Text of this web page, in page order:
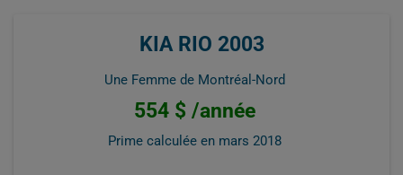
KIA RIO 2003
Une Femme de Montréal-Nord
554 $ /année
Prime calculée en mars 2018